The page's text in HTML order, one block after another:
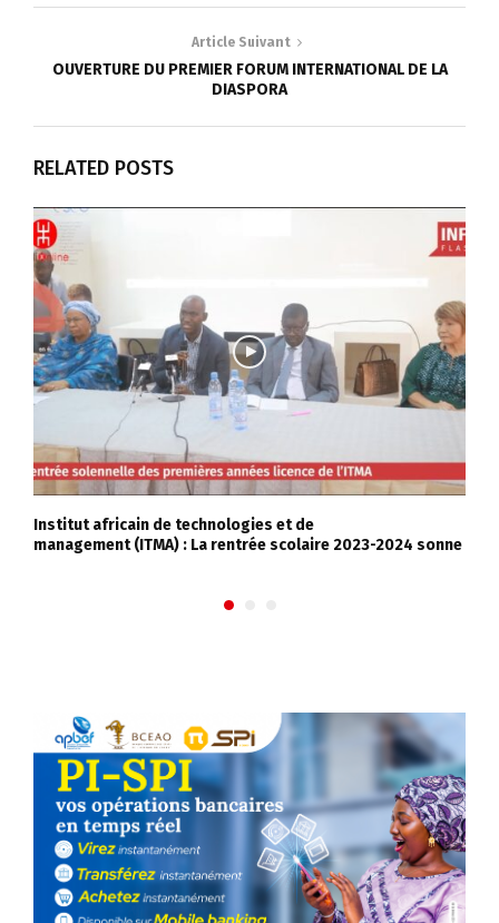
Article Suivant
OUVERTURE DU PREMIER FORUM INTERNATIONAL DE LA
DIASPORA
RELATED POSTS
Institut africain de technologies et de
management (ITMA) : La rentrée scolaire 2023-2024 sonne